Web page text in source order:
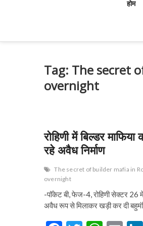
होम
Tag: The secret
overnight
रोहिणी में बिल्डर
रहे अवैध निर्माण
The secret of builder mafia in
overnight
-पॉकेट बी, फेज-4, रोहिणी सेक्टर 26 में
अवैध रूप से मिलाकर खड़ी कर दी